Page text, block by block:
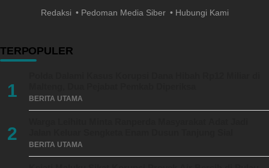
Redaksi Pedoman Media Siber Hubungi Kami
TERPOPULER
1 BERITA UTAMA
2
BERITA UTAMA